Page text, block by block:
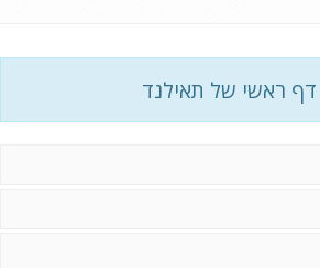
דף ראשי של תאילנד